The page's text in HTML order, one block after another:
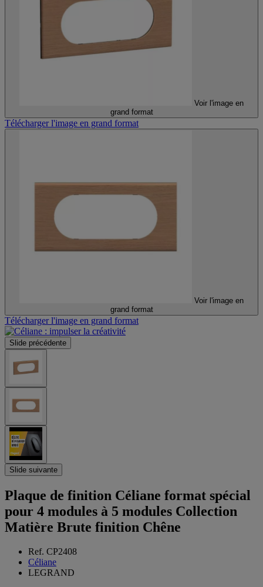
Voir l'image en
grand format
Télécharger l'image en grand format
Voir l'image en
grand format
Télécharger l'image en grand format
Slide précédente
Slide suivante
Plaque de finition Céliane format spécial
pour 4 modules à 5 modules Collection
Matière Brute finition Chêne
Ref. CP2408
Céliane
LEGRAND